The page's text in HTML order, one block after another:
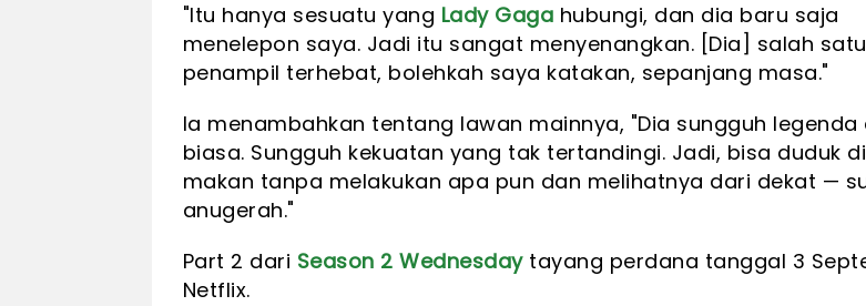
"Itu hanya sesuatu yang Lady Gaga hubungi, dan dia baru saja
menelepon saya. Jadi itu sangat menyenangkan. [Dia] salah satu
penampil terhebat, bolehkah saya katakan, sepanjang masa."
Ia menambahkan tentang lawan mainnya, "Dia sungguh legenda
biasa. Sungguh kekuatan yang tak tertandingi. Jadi, bisa duduk
makan tanpa melakukan apa pun dan melihatnya dari dekat —
anugerah."
Part 2 dari Season 2 Wednesdaytayang perdana tanggal 3
Netflix.